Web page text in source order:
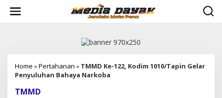
Home »Pertahanan » TMMD Ke-122, Kodim 1010/Tapin Gelar
Penyuluhan Bahaya Narkoba
TMMD